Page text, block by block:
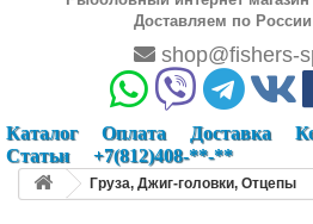
Доставляем по
shop@fishers-
Каталог Оплата Доставка
Статьи
+7(812)408-**-**
Груза, Джиг-головки, Отцепы